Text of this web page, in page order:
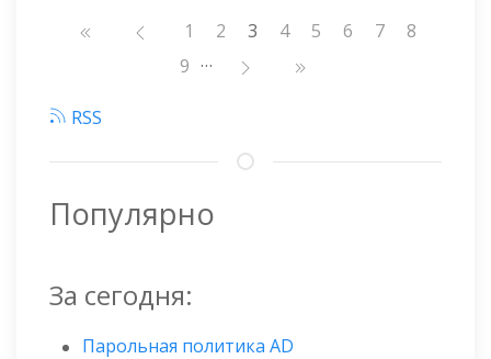
Нумерация
Страница
1 Страница
2 3 Страница
4 Страница
5 Страница
6 Страница
7 Страница
8
Страница
9 …
RSS
Популярно
За сегодня:
Парольная политика AD